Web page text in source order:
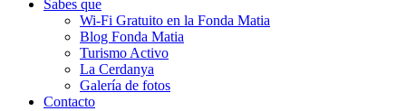
Sabes que
Wi-Fi Gratuito en la Fonda Matia
Blog Fonda Matia
Turismo Activo
La Cerdanya
Galería de fotos
Contacto